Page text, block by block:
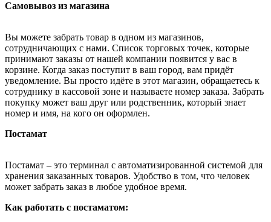
Самовывоз из магазина
Вы можете забрать товар в одном из магазинов,
сотрудничающих с нами. Список торговых точек, которые
принимают заказы от нашей компании появится у вас в
корзине. Когда заказ поступит в ваш город, вам придёт
уведомление. Вы просто идёте в этот магазин, обращаетесь к
сотруднику в кассовой зоне и называете номер заказа. Забрать
покупку может ваш друг или родственник, который знает
номер и имя, на кого он оформлен.
Постамат
Постамат – это терминал с автоматизированной системой для
хранения заказанных товаров. Удобство в том, что человек
может забрать заказ в любое удобное время.
Как работать с постаматом: